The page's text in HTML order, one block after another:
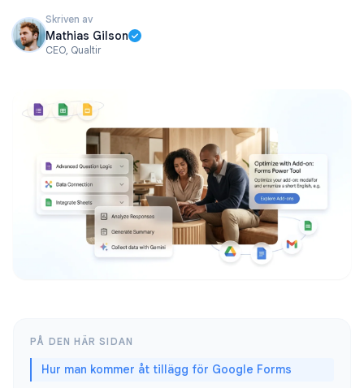
Skriven av
Mathias Gilson
CEO, Qualtir
PÅ DEN HÄR SIDAN
Hur man kommer åt tillägg för Google Forms